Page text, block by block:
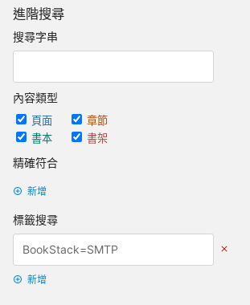
進階搜尋
搜尋字串
內容類型
頁面
章節
書本
書架
精確符合
新增
標籤搜尋
新增